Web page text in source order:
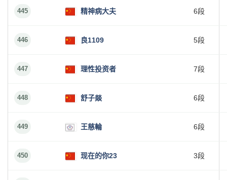
445 精神病大夫 6段
446 良1109 5段
447 理性投资者 7段
448 舒子燚 6段
449 王慈輪 6段
450 现在的你23 3段